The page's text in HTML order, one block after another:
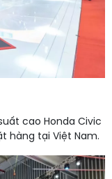
cao Honda Civic
hàng tại Việt Nam.